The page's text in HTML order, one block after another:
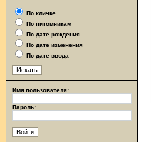
По кличке
По питомникам
По дате рождения
По дате изменения
По дате ввода
Имя пользователя:
Пароль: